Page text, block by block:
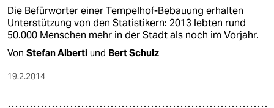
Die Befürworter einer Tempelhof-Bebauung erhalten
Unterstützung von den Statistikern: 2013 lebten rund
50.000 Menschen mehr in der Stadt als noch im Vorjahr.
Von Stefan Alberti und Bert Schulz
19.2.2014